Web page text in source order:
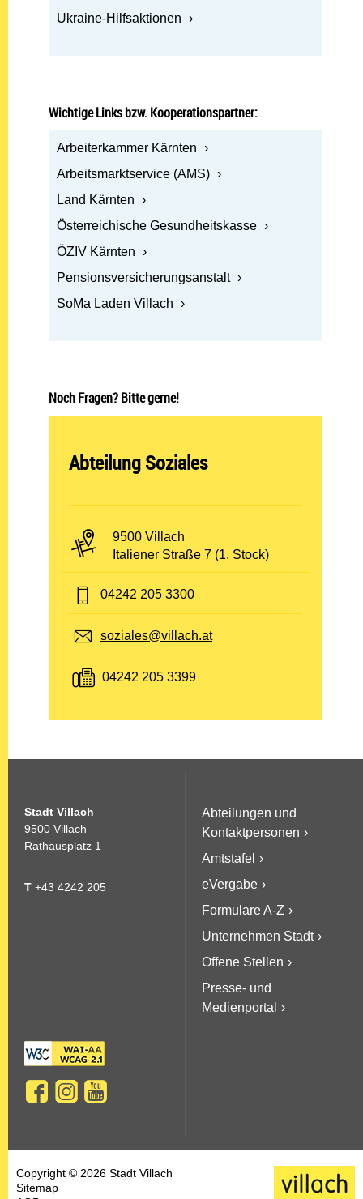
Ukraine-Hilfsaktionen
Wichtige Links bzw. Kooperationspartner:
Arbeiterkammer Kärnten
Arbeitsmarktservice (AMS)
Land Kärnten
Österreichische Gesundheitskasse
ÖZIV Kärnten
Pensionsversicherungsanstalt
SoMa Laden Villach
Noch Fragen? Bitte gerne!
Abteilung öffnen:
Abteilung Soziales
PLZ und Ort:
9500 Villach
Adresse:
Italiener Straße 7 (1. Stock)
Telefon:
04242 205 3300
E-Mail:
soziales@villach.at
Fax:
04242 205 3399
Stadt Villach
9500 Villach
Rathausplatz 1
T +43 4242 205
Abteilungen und
Kontaktpersonen
Amtstafel
eVergabe
Formulare A-Z
Unternehmen Stadt
Offene Stellen
Presse- und
Medienportal
Copyright © 2026 Stadt Villach
Sitemap